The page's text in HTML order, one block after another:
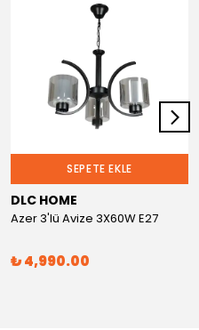
SEPETE EKLE
DLC HOME
Azer 3'lü Avize 3X60W E27
₺ 4,990.00